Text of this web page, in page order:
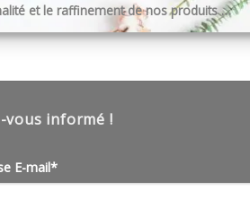
et le raffinement de nos produits …
vous informé !
E-mail*